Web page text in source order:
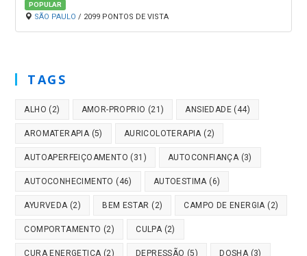
POPULAR
SÃO PAULO / 2099 PONTOS DE VISTA
TAGS
ALHO (2) AMOR-PROPRIO (21) ANSIEDADE (44)
AROMATERAPIA(5) AURICOLOTERAPIA(2)
AUTOAPERFEIÇOAMENTO (31) AUTOCONFIANÇA(3)
AUTOCONHECIMENTO (46) AUTOESTIMA(6)
AYURVEDA(2) BEM ESTAR (2) CAMPO DE ENERGIA(2)
COMPORTAMENTO (2) CULPA(2)
CURA ENERGETICA(2) DEPRESSÃO (5) DOSHA(3)